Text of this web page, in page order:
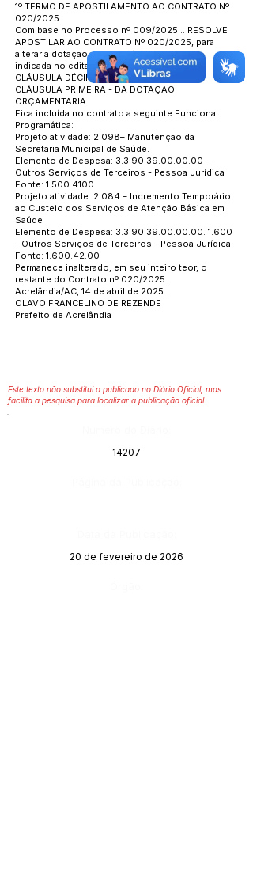
1º TERMO DE APOSTILAMENTO AO CONTRATO Nº
020/2025
Com base no Processo nº 009/2025... RESOLVE
APOSTILAR AO CONTRATO Nº 020/2025, para
alterar a dotação orçamentária inicialmente
indicada no edital e contrato, constante na
CLÁUSULA DÉCIMA do referido Contrato:
CLÁUSULA PRIMEIRA - DA DOTAÇÃO
ORÇAMENTARIA
Fica incluída no contrato a seguinte Funcional
Programática:
Projeto atividade: 2.098– Manutenção da
Secretaria Municipal de Saúde.
Elemento de Despesa: 3.3.90.39.00.00.00 -
Outros Serviços de Terceiros - Pessoa Jurídica
Fonte: 1.500.4100
Projeto atividade: 2.084 – Incremento Temporário
ao Custeio dos Serviços de Atenção Básica em
Saúde
Elemento de Despesa: 3.3.90.39.00.00.00. 1.600
- Outros Serviços de Terceiros - Pessoa Jurídica
Fonte: 1.600.42.00
Permanece inalterado, em seu inteiro teor, o
restante do Contrato nº 020/2025.
Acrelândia/AC, 14 de abril de 2025.
OLAVO FRANCELINO DE REZENDE
Prefeito de Acrelândia
Este texto não substitui o publicado no Diário Oficial, mas
facilita a pesquisa para localizar a publicação oficial.
14207
20 de fevereiro de 2026